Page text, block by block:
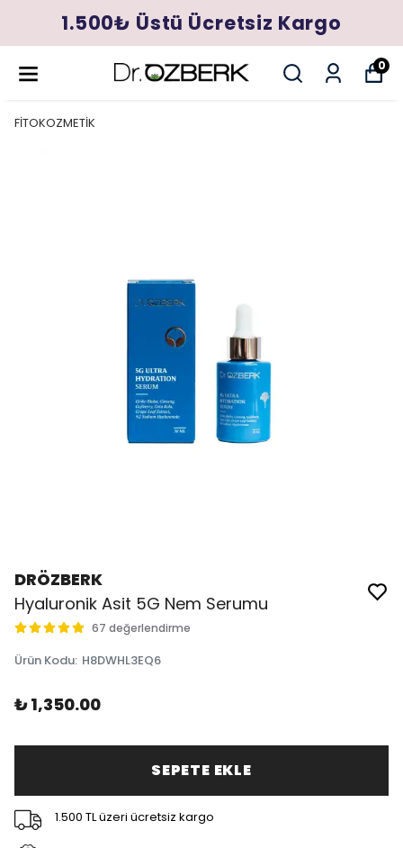
1.500₺ Üstü Ücretsiz Kargo
0
FİTOKOZMETİK
DRÖZBERK
Hyaluronik Asit 5G Nem Serumu
67 değerlendirme
Ürün Kodu: H8DWHL3EQ6
₺ 1,350.00
SEPETE EKLE
1.500 TL üzeri ücretsiz kargo